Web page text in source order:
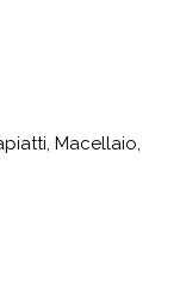
Macellaio,